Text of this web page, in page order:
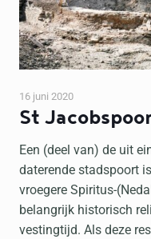
St
16 juni 2020
Een (deel van) de uit
daterende stadspoort
vroegere Spiritus-
belangrijk historisch
vestingtijd. Als deze